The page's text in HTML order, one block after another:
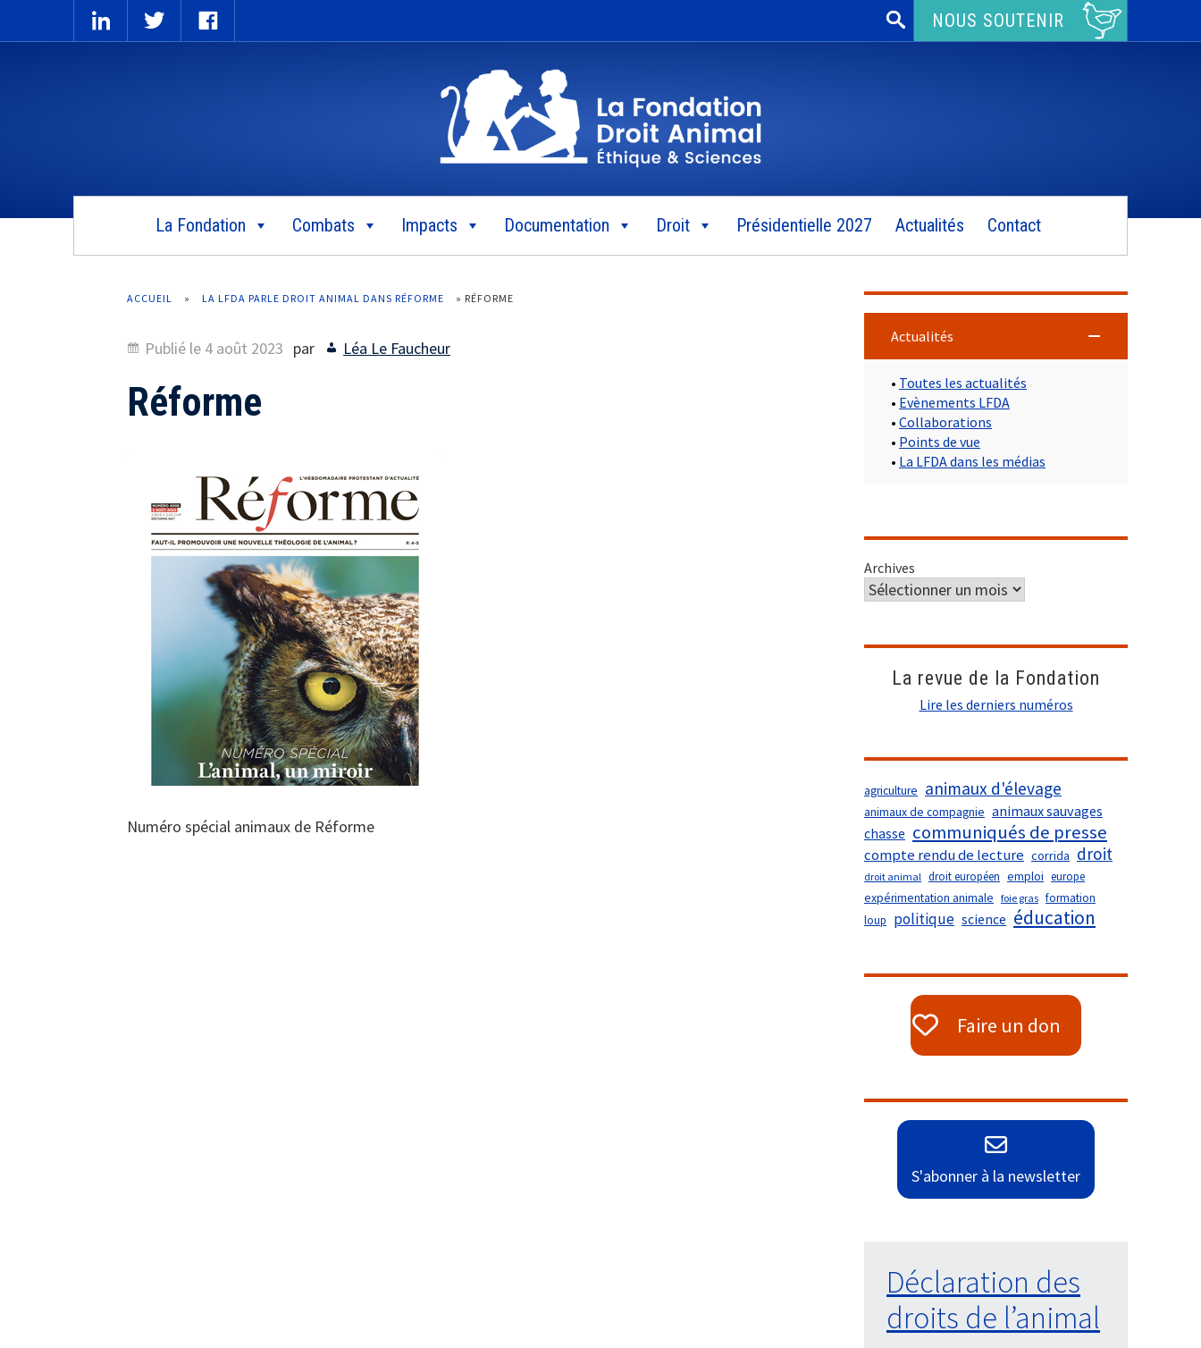
Rechercher :NOUS SOUTENIR
La Fondation Combats Impacts Documentation Droit Présidentielle 2027 Actualités Contact
ACCUEIL » LA LFDA PARLE DROIT ANIMAL DANS RÉFORME » RÉFORME
Publié le 4 août 2023 par Léa Le Faucheur
Réforme
Numéro spécial animaux de Réforme
Actualités
• Toutes les actualités
• Evènements LFDA
• Collaborations
• Points de vue
• La LFDA dans les médias
Archives
La revue de la Fondation
Lire les derniers numéros
agriculture animaux d'élevage
animaux de compagnie animaux sauvages
chasse communiqués de presse
compte rendu de lecture corrida droit
droit animal droit européen emploi europe
expérimentation animale foie gras formation
loup politique science éducation
Faire un don
S'abonner à la newsletter
Déclaration des
droits de l’animal